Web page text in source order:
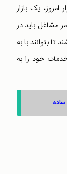
امروز، یک بازار
مشاغل باید در
تا بتوانند با به
خود را به
ساده